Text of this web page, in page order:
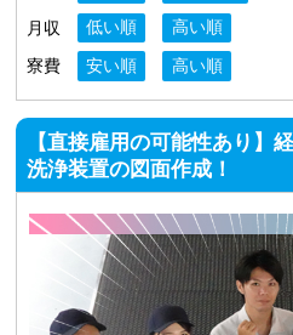
月収
低い順
高い順
寮費
安い順 高い順
【直接雇用の可能性あり
洗浄装置の図面作成！